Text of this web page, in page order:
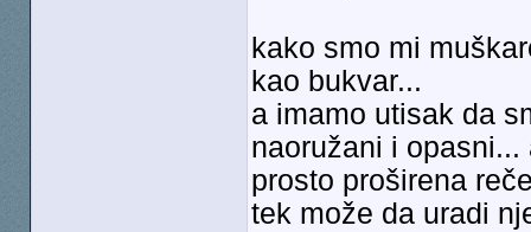
kako smo mi
kao bukvar...
a imamo utisak da
naoružani i
prosto proširena
tek može da uradi